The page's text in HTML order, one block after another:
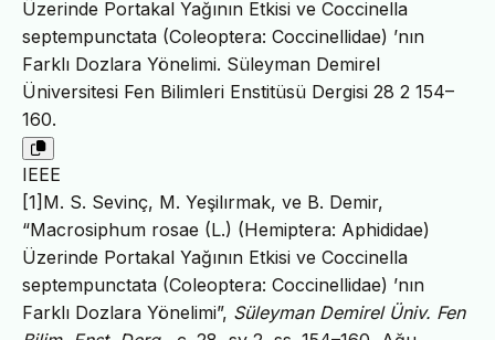
Üzerinde Portakal Yağının Etkisi ve Coccinella
septempunctata (Coleoptera: Coccinellidae) ’nın
Farklı Dozlara Yönelimi. Süleyman Demirel
Üniversitesi Fen Bilimleri Enstitüsü Dergisi 28 2 154–
160.
IEEE
[1]M. S. Sevinç, M. Yeşilırmak, ve B. Demir,
“Macrosiphum rosae (L.) (Hemiptera: Aphididae)
Üzerinde Portakal Yağının Etkisi ve Coccinella
septempunctata (Coleoptera: Coccinellidae) ’nın
Farklı Dozlara Yönelimi”, Süleyman Demirel Üniv. Fen